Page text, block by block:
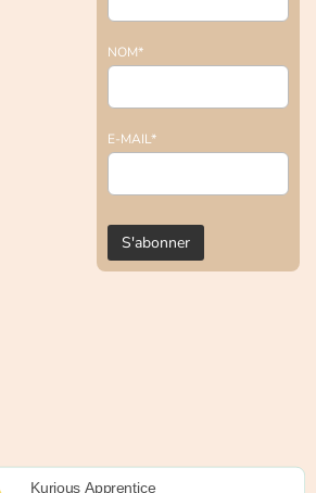
NOM*
E-MAIL*
Kurious Apprentice